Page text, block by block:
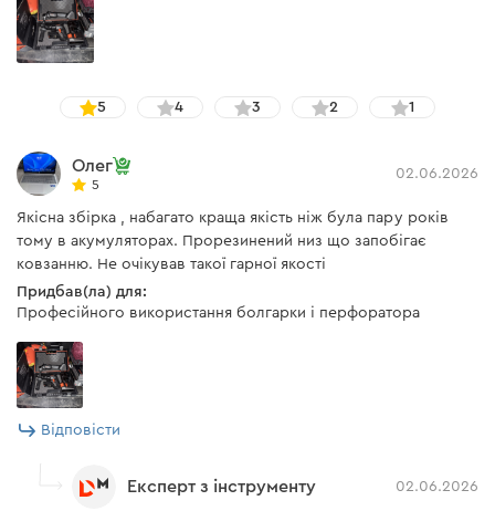
додаткове покриття захисним шаром герметика, яке
забезпечує підвищену надійність і захист від зовнішніх
Передбачено п’ятирівневий захист акумулятора від
надмірного розряджання та перевантаження, що
гарантує безпечну й стабільну роботу інструмента
навіть у складних умовах експлуатації.
5 4 3 2 1
Олег
5
02.06.2026
Якісна збірка , набагато краща якість ніж була пару років
тому в акумуляторах. Прорезинений низ що запобігає
ковзанню. Не очікував такої гарної якості
Придбав(ла) для:
Професійного використання болгарки і перфоратора
Відповісти
Експерт з інструменту 02.06.2026